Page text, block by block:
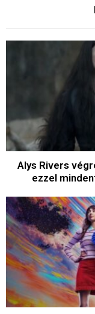
Alys Rivers
ezzel